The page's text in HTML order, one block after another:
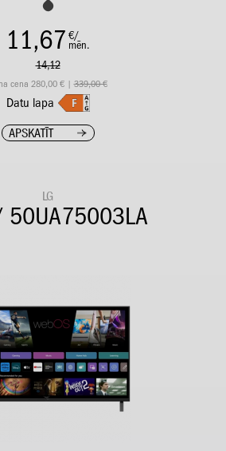
11,67 €/
mēn.
14,12
cena 280,00 € |339,00 €
Datu lapa
APSKATĪT
LG